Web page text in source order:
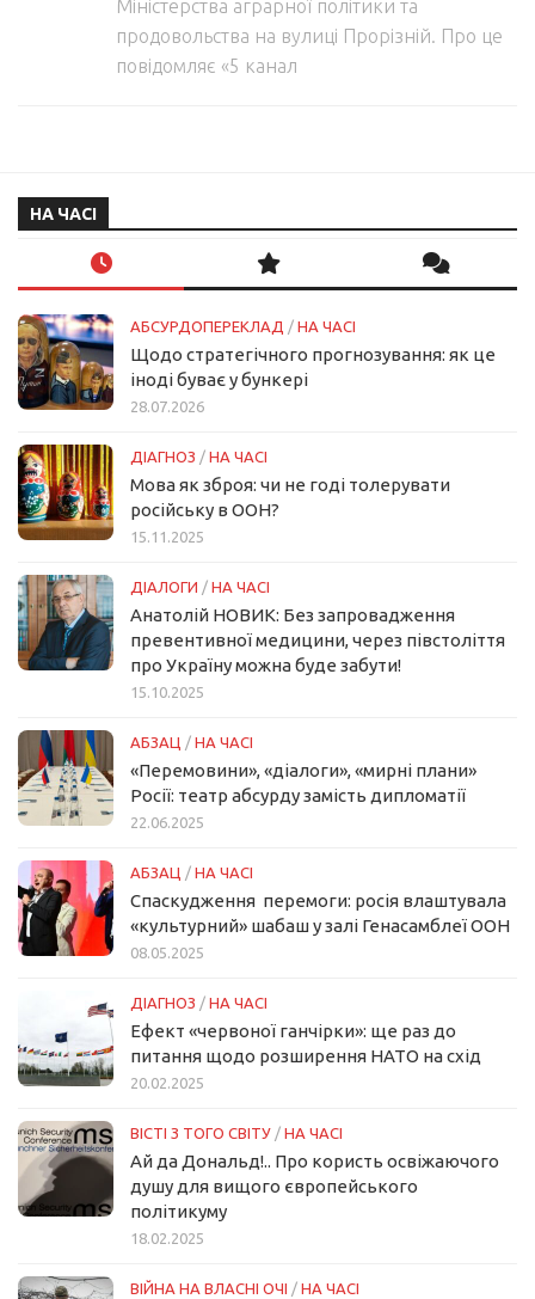
Міністерства аграрної політики та
продовольства на вулиці Прорізній. Про це
повідомляє «5 канал
НА ЧАСІ
АБСУРДОПЕРЕКЛАД / НА ЧАСІ
Щодо стратегічного прогнозування: як це
іноді буває у бункері
28.07.2026
ДІАГНОЗ / НА ЧАСІ
Мова як зброя: чи не годі толерувати
російську в ООН?
15.11.2025
ДІАЛОГИ / НА ЧАСІ
Анатолій НОВИК: Без запровадження
превентивної медицини, через півстоліття
про Україну можна буде забути!
15.10.2025
АБЗАЦ / НА ЧАСІ
«Перемовини», «діалоги», «мирні плани»
Росії: театр абсурду замість дипломатії
22.06.2025
АБЗАЦ / НА ЧАСІ
Спаскудження перемоги: росія влаштувала
«культурний» шабаш у залі Генасамблеї ООН
08.05.2025
ДІАГНОЗ / НА ЧАСІ
Ефект «червоної ганчірки»: ще раз до
питання щодо розширення НАТО на схід
20.02.2025
ВІСТІ З ТОГО СВІТУ / НА ЧАСІ
Ай да Дональд!.. Про користь освіжаючого
душу для вищого європейського
політикуму
18.02.2025
ВІЙНА НА ВЛАСНІ ОЧІ / НА ЧАСІ